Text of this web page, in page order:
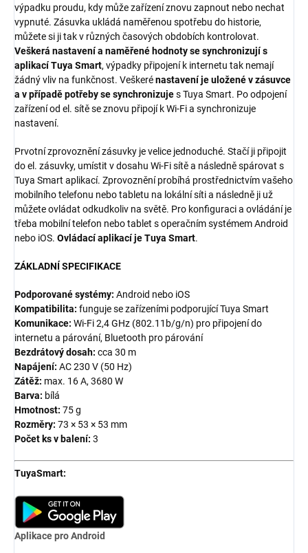
výpadku proudu, kdy může zařízení znovu zapnout nebo nechat
vypnuté. Zásuvka ukládá naměřenou spotřebu do historie,
můžete si ji tak v různých časových obdobích kontrolovat.
Veškerá nastavení a naměřené hodnoty se synchronizují s
aplikací Tuya Smart, výpadky připojení k internetu tak nemají
žádný vliv na funkčnost. Veškerénastavení je uložené v zásuvce
a v případě potřeby se synchronizujes Tuya Smart. Po odpojení
zařízení od el. sítě se znovu připojí k Wi-Fi a synchronizuje
nastavení.
Prvotní zprovoznění zásuvky je velice jednoduché. Stačí ji připojit
do el. zásuvky, umístit v dosahu Wi-Fi sítě a následně spárovat s
Tuya Smart aplikací. Zprovoznění probíhá prostřednictvím vašeho
mobilního telefonu nebo tabletu na lokální síti a následně ji už
můžete ovládat odkudkoliv na světě. Pro konfiguraci a ovládání je
třeba mobilní telefon nebo tablet s operačním systémem Android
nebo iOS. Ovládací aplikací je Tuya Smart.
ZÁKLADNÍ SPECIFIKACE
Podporované systémy: Android nebo iOS
Kompatibilita: funguje se zařízeními podporující Tuya Smart
Komunikace: Wi-Fi 2,4 GHz (802.11b/g/n) pro připojení do
internetu a párování, Bluetooth pro párování
Bezdrátový dosah: cca 30 m
Napájení: AC 230 V (50 Hz)
Zátěž: max. 16 A, 3680 W
Barva: bílá
Hmotnost: 75 g
Rozměry: 73 × 53 × 53 mm
Počet ks v balení: 3
TuyaSmart:
Aplikace pro Android